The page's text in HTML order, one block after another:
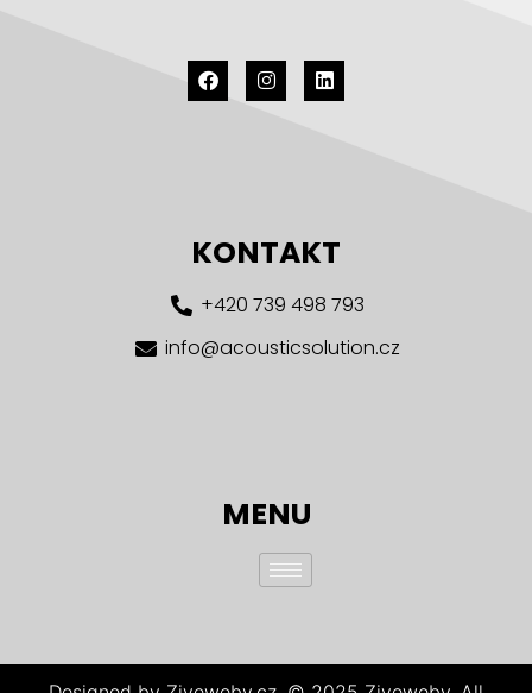
KONTAKT
+420 739 498 793
info@acousticsolution.cz
MENU